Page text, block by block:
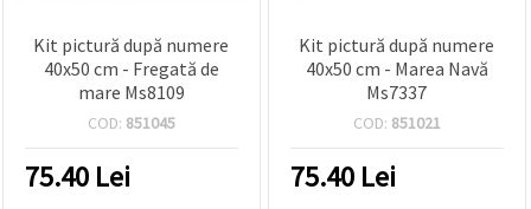
Kit pictură după numere
40x50 cm - Fregată de
mare Ms8109
COD: 851045
75.40 Lei
Kit pictură după numere
40x50 cm - Marea Navă
Ms7337
COD: 851021
75.40 Lei